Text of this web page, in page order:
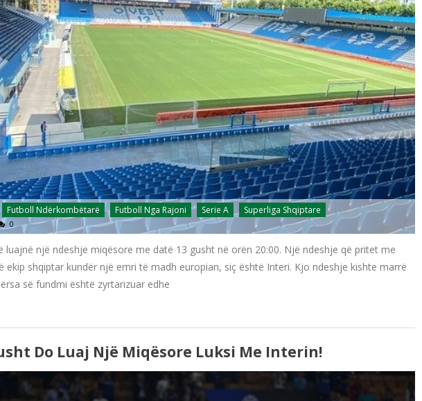
Futboll Ndërkombëtarë Futboll Nga Rajoni Serie A Superliga Shqiptare
0
luajnë një ndeshje miqësore me datë 13 gusht në orën 20:00. Një ndeshje që pritet me
ekip shqiptar kundër një emri të madh europian, siç është Interi. Kjo ndeshje kishte marrë
së fundmi është zyrtarizuar edhe
Do Luaj Një Miqësore Luksi Me Interin!